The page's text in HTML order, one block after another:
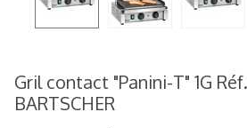
Gril contact "Panini-T" 1G
BARTSCHER